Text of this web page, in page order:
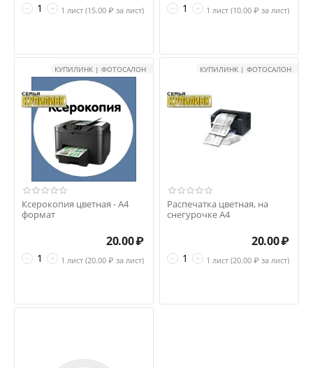
+
− 1 лист (15.00 ₽ за лист) +
− 1 лист (10.00 ₽ за лист)
КУПИЛИНК | ФОТОСАЛОН
Ксерокопия цветная - А4
формат
+
−
20.00₽
1 лист (20.00 ₽ за лист)
КУПИЛИНК | ФОТОСАЛОН
Распечатка цветная, на
снегурочке А4
+
−
20.00₽
1 лист (20.00 ₽ за лист)